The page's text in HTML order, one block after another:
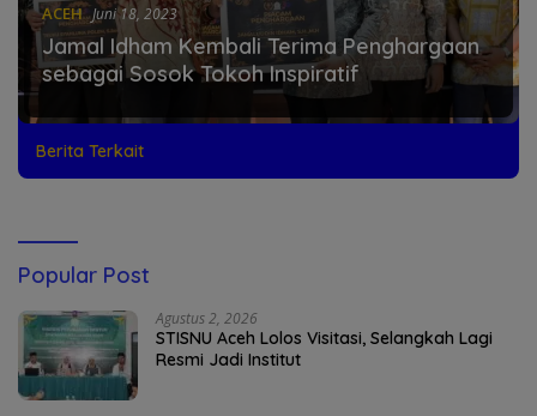
ACEH Juni 18, 2023
Jamal Idham Kembali Terima Penghargaan
sebagai Sosok Tokoh Inspiratif
Berita Terkait
Popular Post
Agustus 2, 2026
STISNU Aceh Lolos Visitasi, Selangkah Lagi
Resmi Jadi Institut